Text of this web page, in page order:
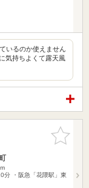
いるのか使えません
気持ちよくて露天風
お気に入
りに追加
分 ・阪急「花隈駅」東